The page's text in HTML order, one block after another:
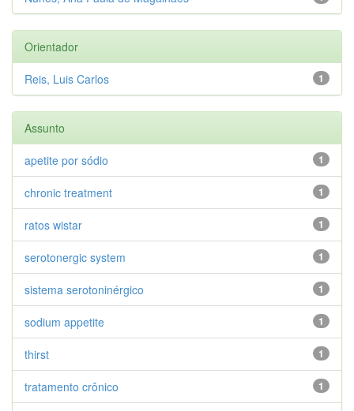
Orientador
1
Reis, Luis Carlos
Assunto
1
apetite por sódio
1
chronic treatment
1
ratos wistar
1
serotonergic system
1
sistema serotoninérgico
1
sodium appetite
1
thirst
1
tratamento crônico